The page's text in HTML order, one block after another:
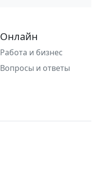
Онлайн
Работа и бизнес
Вопросы и ответы